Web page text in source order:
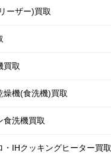
ーザー)買取
買取
燥機(食洗機)買取
食洗機買取
・IHクッキングヒーター買取